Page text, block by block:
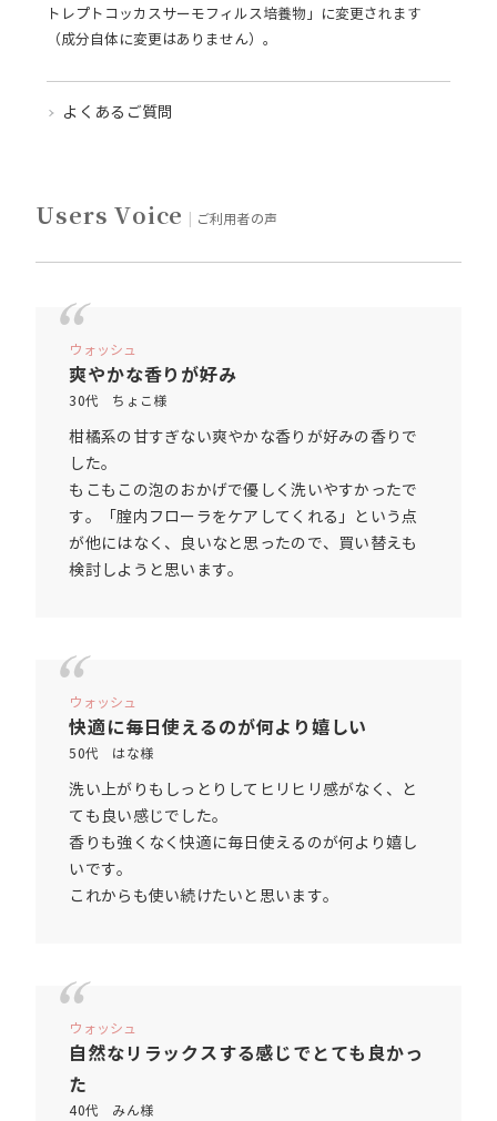
トレプトコッカスサーモフィルス培養物」に変更されます
（成分自体に変更はありません）。
よくあるご質問
Users Voice ご利用者の声
ウォッシュ
爽やかな香りが好み
30代 ちょこ様
柑橘系の甘すぎない爽やかな香りが好みの香りで
した。
もこもこの泡のおかげで優しく洗いやすかったで
す。「腟内フローラをケアしてくれる」という点
が他にはなく、良いなと思ったので、買い替えも
検討しようと思います。
ウォッシュ
快適に毎日使えるのが何より嬉しい
50代 はな様
洗い上がりもしっとりしてヒリヒリ感がなく、と
ても良い感じでした。
香りも強くなく快適に毎日使えるのが何より嬉し
いです。
これからも使い続けたいと思います。
ウォッシュ
自然なリラックスする感じでとても良かっ
た
40代 みん様